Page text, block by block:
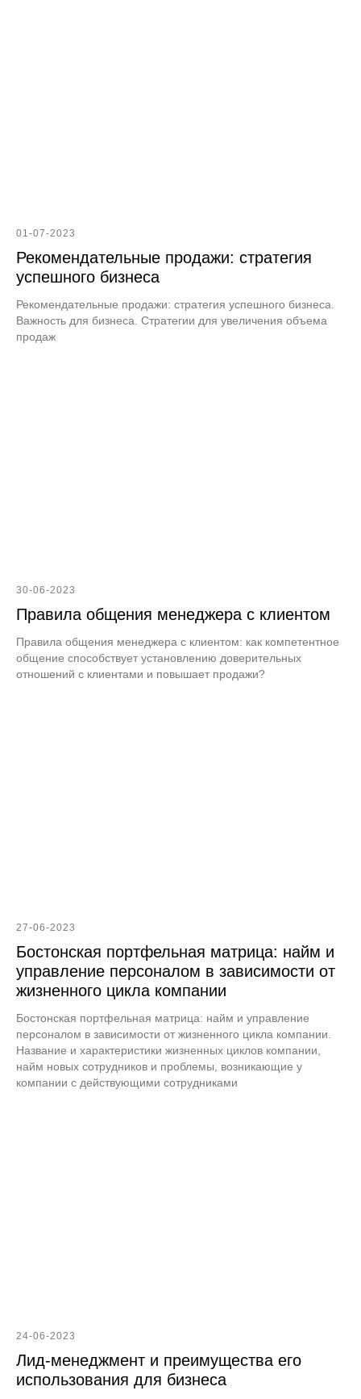
01-07-2023
Рекомендательные продажи: стратегия
успешного бизнеса
Рекомендательные продажи: стратегия успешного бизнеса.
Важность для бизнеса. Стратегии для увеличения объема
продаж
30-06-2023
Правила общения менеджера с клиентом
Правила общения менеджера с клиентом: как компетентное
общение способствует установлению доверительных
отношений с клиентами и повышает продажи?
27-06-2023
Бостонская портфельная матрица: найм и
управление персоналом в зависимости от
жизненного цикла компании
Бостонская портфельная матрица: найм и управление
персоналом в зависимости от жизненного цикла компании.
Название и характеристики жизненных циклов компании,
найм новых сотрудников и проблемы, возникающие у
компании с действующими сотрудниками
24-06-2023
Лид-менеджмент и преимущества его
использования для бизнеса